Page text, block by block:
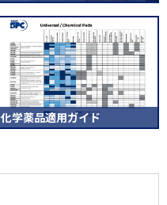
化学薬品適用ガイド